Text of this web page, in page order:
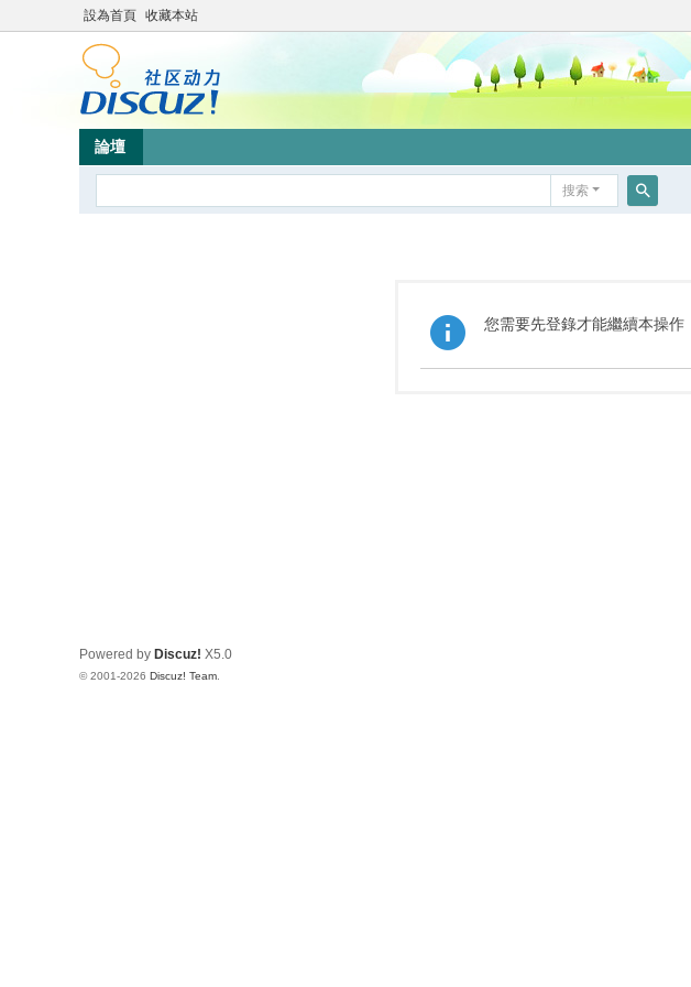
設為首頁 收藏本站
論壇
搜索
您需要先登錄才能繼續本操作
Powered by Discuz! X5.0
© 2001-2026 Discuz! Team